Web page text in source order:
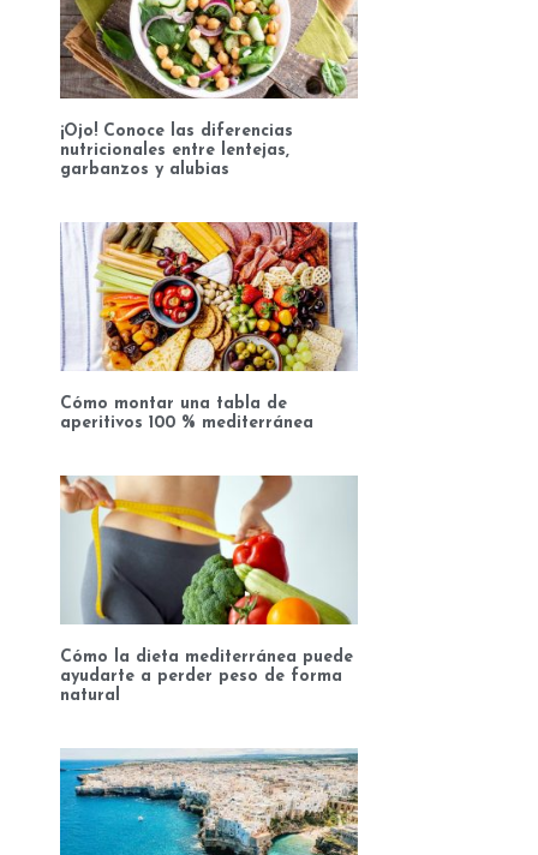
¡Ojo! Conoce las diferencias
nutricionales entre lentejas,
garbanzos y alubias
Cómo montar una tabla de
aperitivos 100 % mediterránea
Cómo la dieta mediterránea puede
ayudarte a perder peso de forma
natural